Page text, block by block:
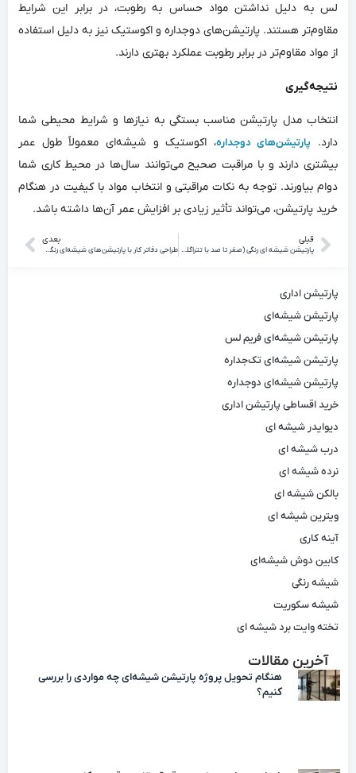
پارتیشن اداری
پارتیشن شیشه‌ای
پارتیشن شیشه‌ای فریم لس
پارتیشن شیشه‌ای تک‌جداره
پارتیشن شیشه‌ای دوجداره
خرید اقساطی پارتیشن اداری
دیوایدر شیشه ای
درب شیشه ای
نرده شیشه ای
بالکن شیشه ای
ویترین شیشه ای
آینه کاری
کابین دوش شیشه‌ای
شیشه رنگی
شیشه سکوریت
تخته وایت برد شیشه ای
آخرین مقالات
هنگام تحویل پروژه پارتیشن شیشه‌ای چه مواردی را بررسی
کنیم؟
لس به دلیل نداشتن مواد حساس به رطوبت، در برابر این شرایط
مقاوم‌تر هستند. پارتیشن‌های دوجداره و اکوستیک نیز به دلیل استفاده
از مواد مقاوم‌تر در برابر رطوبت عملکرد بهتری دارند.
نتیجه‌گیری
انتخاب مدل پارتیشن مناسب بستگی به نیازها و شرایط محیطی شما
دارد.
پارتیشن‌های دوجداره، اکوستیک و شیشه‌ای معمولاً طول عمر
بیشتری دارند و با مراقبت صحیح می‌توانند سال‌ها در محیط کاری شما
دوام بیاورند. توجه به نکات مراقبتی و انتخاب مواد با کیفیت در هنگام
خرید پارتیشن، می‌تواند تأثیر زیادی بر افزایش عمر آن‌ها داشته باشد.
قبلی
پارتیشن شیشه ای رنگی (صفر تا صد با تتراگلس)
بعدی
طراحی دفاتر کار با پارتیشن‌های شیشه‌ای رنگی: ایده‌ها و نکات کاربردی